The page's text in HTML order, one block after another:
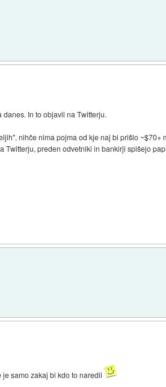
In to objavil na Twitterju.
nihče nima pojma od kje naj bi prišlo ~$70+
Twitterju, preden odvetniki in bankirji spišejo
samo zakaj bi kdo to naredil